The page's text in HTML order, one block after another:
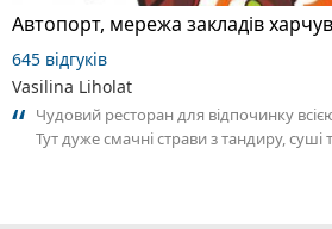
Автопорт, мережа закладів
645 відгуків
Vasilina Liholat
Чудовий ресторан для відпочинку
Тут дуже смачні страви з тандиру, суші